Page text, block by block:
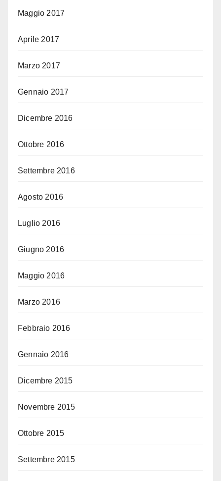
Maggio 2017
Aprile 2017
Marzo 2017
Gennaio 2017
Dicembre 2016
Ottobre 2016
Settembre 2016
Agosto 2016
Luglio 2016
Giugno 2016
Maggio 2016
Marzo 2016
Febbraio 2016
Gennaio 2016
Dicembre 2015
Novembre 2015
Ottobre 2015
Settembre 2015